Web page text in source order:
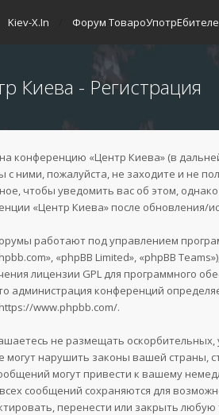
Kiev-X.In Форум
Киева - Регистрация
конференцию «Центр Киева» (в
с ними, пожалуйста, не заходите и не
чтобы уведомить вас об этом,
«Центр Киева» после обновления/
работают под управлением
«phpBB Limited», «phpBB
лицензии GPL для программного
администрация конференций
https://www.phpbb.com/.
не размещать
могут нарушить законы вашей страны,
могут привести к вашему
сообщений сохраняются для
перенести или закрыть